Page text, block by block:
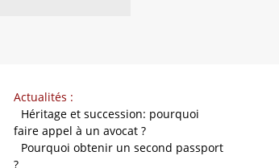
Actualités :
Héritage et succession: pourquoi
faire appel à un avocat ?
Pourquoi obtenir un second passport
?